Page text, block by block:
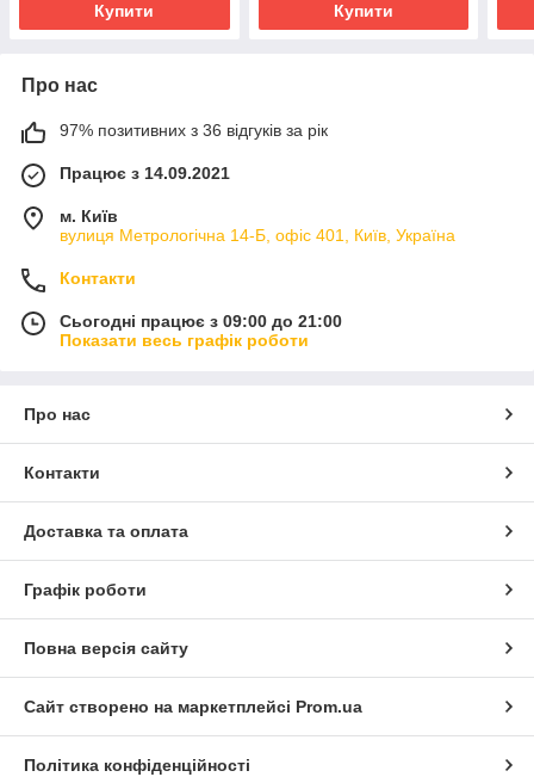
Купити Купити
Про нас
97% позитивних з 36 відгуків за рік
Працює з 14.09.2021
м. Київ
вулиця Метрологічна 14-Б, офіс 401, Київ, Україна
Контакти
Сьогодні працює з 09:00 до 21:00
Показати весь графік роботи
Про нас
Контакти
Доставка та оплата
Графік роботи
Повна версія сайту
Сайт створено на маркетплейсі Prom.ua
Політика конфіденційності